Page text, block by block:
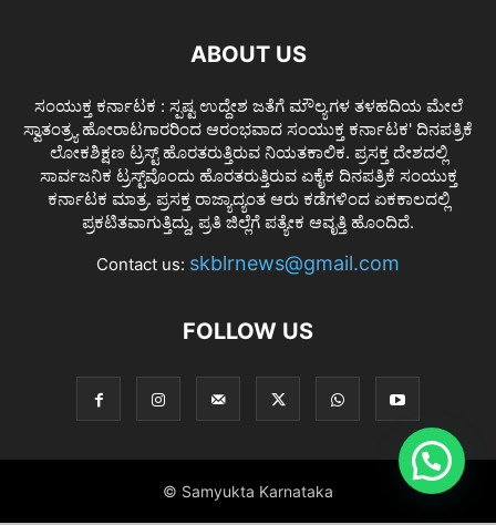
ABOUT US
ಸಂಯುಕ್ತ ಕರ್ನಾಟಕ : ಸ್ಪಷ್ಟ ಉದ್ದೇಶ ಜತೆಗೆ ಮೌಲ್ಯಗಳ ತಳಹದಿಯ ಮೇಲೆ
ಸ್ವಾತಂತ್ರ್ಯ ಹೋರಾಟಗಾರರಿಂದ ಆರಂಭವಾದ ಸಂಯುಕ್ತ ಕರ್ನಾಟಕ' ದಿನಪತ್ರಿಕೆ
ಲೋಕಶಿಕ್ಷಣ ಟ್ರಸ್ಟ್ ಹೊರತರುತ್ತಿರುವ ನಿಯತಕಾಲಿಕ. ಪ್ರಸಕ್ತ ದೇಶದಲ್ಲಿ
ಸಾರ್ವಜನಿಕ ಟ್ರಸ್ಟ್‌ವೊಂದು ಹೊರತರುತ್ತಿರುವ ಏಕೈಕ ದಿನಪತ್ರಿಕೆ ಸಂಯುಕ್ತ
ಕರ್ನಾಟಕ ಮಾತ್ರ. ಪ್ರಸಕ್ತ ರಾಜ್ಯಾದ್ಯಂತ ಆರು ಕಡೆಗಳಿಂದ ಏಕಕಾಲದಲ್ಲಿ
ಪ್ರಕಟಿತವಾಗುತ್ತಿದ್ದು, ಪ್ರತಿ ಜಿಲ್ಲೆಗೆ ಪತ್ಯೇಕ ಆವೃತ್ತಿ ಹೊಂದಿದೆ.
Contact us: skblrnews@gmail.com
FOLLOW US
© Samyukta Karnataka